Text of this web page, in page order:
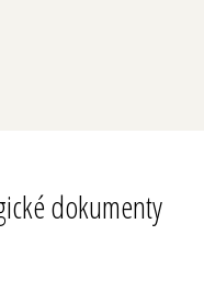
dokumenty